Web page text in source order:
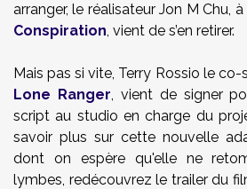
arranger, le réalisateur Jon M Chu, à
Conspiration, vient de s’en retirer.
Mais pas si vite, Terry Rossio le
Lone Ranger, vient de signer
script au studio en charge du
savoir plus sur cette nouvelle
dont on espère qu'elle ne
lymbes, redécouvrez le trailer du